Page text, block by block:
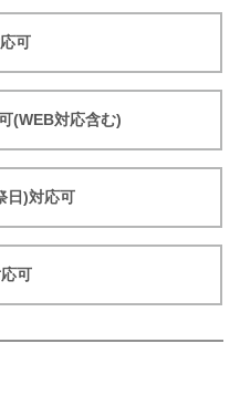
可
(WEB対応含む)
日)対応可
可